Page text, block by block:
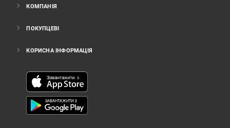
КОМПАНІЯ
ПОКУПЦЕВІ
КОРИСНА ІНФОРМАЦІЯ